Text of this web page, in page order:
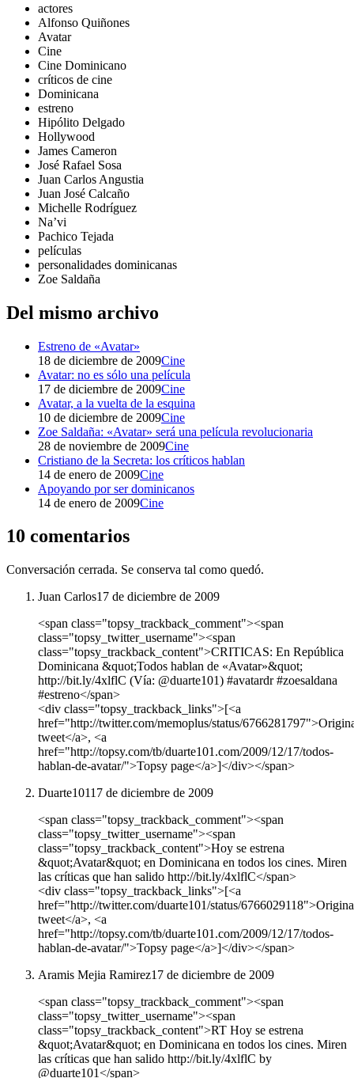
actores
Alfonso Quiñones
Avatar
Cine
Cine Dominicano
críticos de cine
Dominicana
estreno
Hipólito Delgado
Hollywood
James Cameron
José Rafael Sosa
Juan Carlos Angustia
Juan José Calcaño
Michelle Rodríguez
Na’vi
Pachico Tejada
películas
personalidades dominicanas
Zoe Saldaña
Del mismo archivo
Estreno de «Avatar»
18 de diciembre de 2009Cine
Avatar: no es sólo una película
17 de diciembre de 2009Cine
Avatar, a la vuelta de la esquina
10 de diciembre de 2009Cine
Zoe Saldaña: «Avatar» será una película revolucionaria
28 de noviembre de 2009Cine
Cristiano de la Secreta: los críticos hablan
14 de enero de 2009Cine
Apoyando por ser dominicanos
14 de enero de 2009Cine
10 comentarios
Conversación cerrada. Se conserva tal como quedó.
Juan Carlos17 de diciembre de 2009
<span class="topsy_trackback_comment"><span
class="topsy_twitter_username"><span
class="topsy_trackback_content">CRITICAS: En República
Dominicana &quot;Todos hablan de «Avatar»&quot;
http://bit.ly/4xlflC (Vía: @duarte101) #avatardr #zoesaldana
#estreno</span>
<div class="topsy_trackback_links">[<a
href="http://twitter.com/memoplus/status/
tweet</a>, <a
href="http://topsy.com/tb/duarte101.com/2009/12/17/todos-
hablan-de-avatar/">Topsy page</a>]</div></span>
Duarte10117 de diciembre de 2009
<span class="topsy_trackback_comment"><span
class="topsy_twitter_username"><span
class="topsy_trackback_content">Hoy se estrena
&quot;Avatar&quot; en Dominicana en todos los cines. Miren
las críticas que han salido http://bit.ly/4xlflC</span>
<div class="topsy_trackback_links">[<a
href="http://twitter.com/duarte101/status/
tweet</a>, <a
href="http://topsy.com/tb/duarte101.com/2009/12/17/todos-
hablan-de-avatar/">Topsy page</a>]</div></span>
Aramis Mejia Ramirez17 de diciembre de 2009
<span class="topsy_trackback_comment"><span
class="topsy_twitter_username"><span
class="topsy_trackback_content">RT Hoy se estrena
&quot;Avatar&quot; en Dominicana en todos los cines. Miren
las críticas que han salido http://bit.ly/4xlflC by
@duarte101</span>